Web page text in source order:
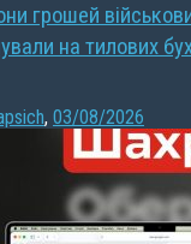
грошей
на тилових
, 03/08/2026